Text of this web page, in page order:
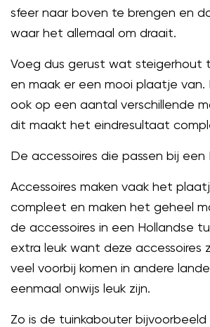
sfeer naar boven te brengen en
waar het allemaal om draait.
Voeg dus gerust wat steigerhout
en maak er een mooi plaatje van.
ook op een aantal verschillende
dit maakt het eindresultaat
De accessoires die passen bij een
Accessoires maken vaak het
compleet en maken het geheel
de accessoires in een Hollandse
extra leuk want deze accessoires
veel voorbij komen in andere
eenmaal onwijs leuk zijn.
Zo is de tuinkabouter bijvoorbeeld